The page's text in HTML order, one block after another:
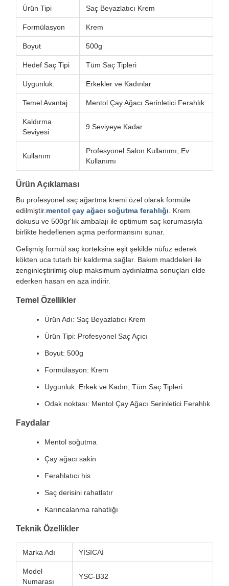
Ürün Tipi Saç Beyazlatıcı Krem
Formülasyon Krem
Boyut 500g
Hedef Saç Tipi Tüm Saç Tipleri
Uygunluk: Erkekler ve Kadınlar
Temel Avantaj Mentol Çay Ağacı Serinletici Ferahlık
Kaldırma
Seviyesi
9 Seviyeye Kadar
Kullanım
Profesyonel Salon Kullanımı, Ev
Kullanımı
Ürün Açıklaması
Bu profesyonel saç ağartma kremi özel olarak formüle
edilmiştir. mentol çay ağacı soğutma ferahlığı . Krem
dokusu ve 500gr'lık ambalajı ile optimum saç korumasıyla
birlikte hedeflenen açma performansını sunar.
Gelişmiş formül saç korteksine eşit şekilde nüfuz ederek
kökten uca tutarlı bir kaldırma sağlar. Bakım maddeleri ile
zenginleştirilmiş olup maksimum aydınlatma sonuçları elde
ederken hasarı en aza indirir.
Temel Özellikler
Ürün Adı: Saç Beyazlatıcı Krem
Ürün Tipi: Profesyonel Saç Açıcı
Boyut: 500g
Formülasyon: Krem
Uygunluk: Erkek ve Kadın, Tüm Saç Tipleri
Odak noktası: Mentol Çay Ağacı Serinletici Ferahlık
Faydalar
Mentol soğutma
Çay ağacı sakin
Ferahlatıcı his
Saç derisini rahatlatır
Karıncalanma rahatlığı
Teknik Özellikler
Marka Adı YİSİCAİ
Model
Numarası
YSC-B32